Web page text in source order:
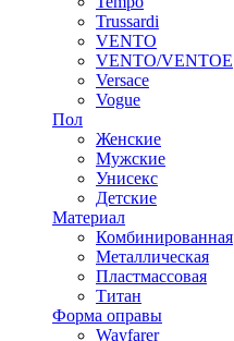
Trussardi
VENTO
VENTO/VENTOE
Versace
Vogue
Пол
Женские
Мужские
Унисекс
Детские
Материал
Комбинированная
Металлическая
Пластмассовая
Титан
Форма оправы
Wayfarer